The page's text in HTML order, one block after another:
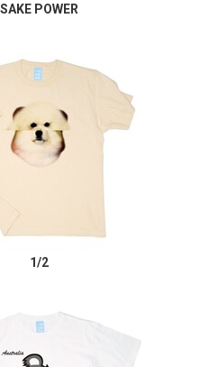
SAKE POWER
1/2